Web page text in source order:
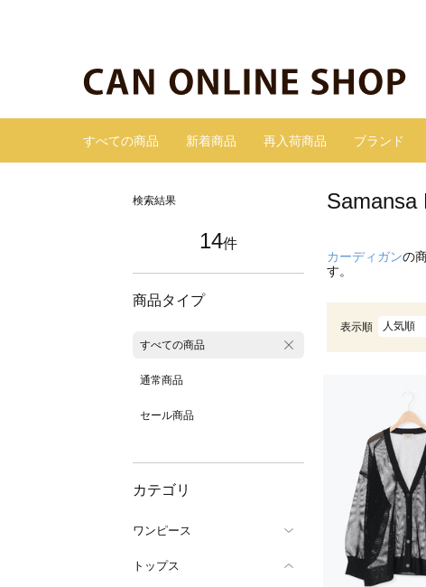
すべての商品 新着商品 再入荷商品 ブランド
検索結果
14件
商品タイプ
すべての商品
通常商品
セール商品
カテゴリ
ワンピース
トップス
Samansa
カーディガンの
す。
表示順 人気順